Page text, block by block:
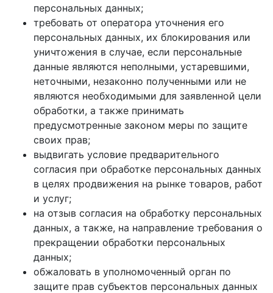
персональных данных;
требовать от оператора уточнения его
персональных данных, их блокирования или
уничтожения в случае, если персональные
данные являются неполными, устаревшими,
неточными, незаконно полученными или не
являются необходимыми для заявленной цели
обработки, а также принимать
предусмотренные законом меры по защите
своих прав;
выдвигать условие предварительного
согласия при обработке персональных данных
в целях продвижения на рынке товаров, работ
и услуг;
на отзыв согласия на обработку персональных
данных, а также, на направление требования о
прекращении обработки персональных
данных;
обжаловать в уполномоченный орган по
защите прав субъектов персональных данных